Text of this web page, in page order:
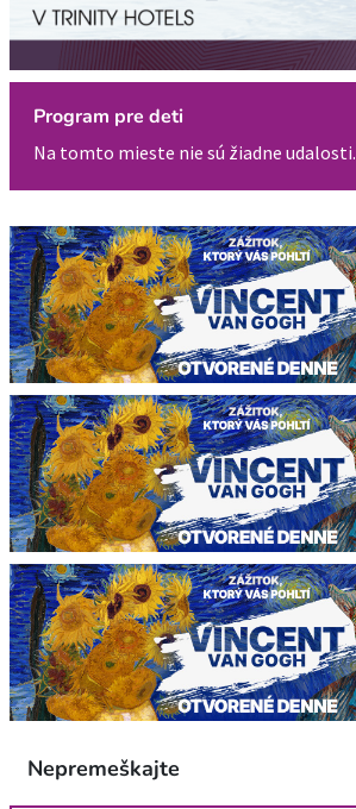
Program pre deti
Na tomto mieste nie sú žiadne udalosti.
Nepremeškajte